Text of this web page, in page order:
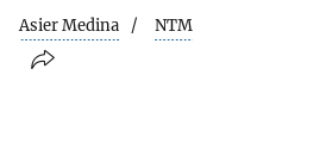
Asier Medina NTM